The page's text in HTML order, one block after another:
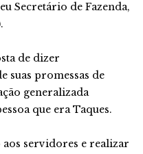
Secretário de Fazenda,
de dizer
suas promessas de
generalizada
que era Taques.
servidores e realizar